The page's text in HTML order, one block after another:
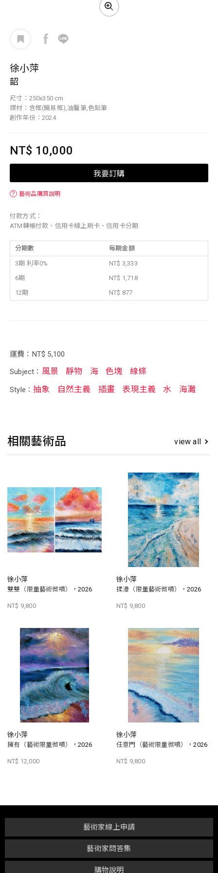
徐小萍
韶
尺寸：250x350 cm
媒材：含框(簡易框),油臘筆,色鉛筆
創作年份：2024
NT$ 10,000
我要訂購
？ 藝術品購買說明
付款方式：
ATM轉帳付款、信用卡線上刷卡、信用卡分期
分期數 每期金額
3期 利率0%
NT$ 3,333
6期
NT$ 1,718
12期
NT$ 877
運費：NT$ 5,100
Subject： 風景 靜物 海 色塊 線條
Style：抽象 自然主義 插畫 表現主義 水 海灘
相關藝術品 view all
徐小萍
雙雙（限量藝術微噴），2026
NT$ 9,800
徐小萍
揉漫（限量藝術微噴），2026
NT$ 9,800
徐小萍
擁有（藝術限量微噴），2026
NT$ 12,000
徐小萍
任意門（藝術限量微噴），2026
NT$ 9,800
購物說明
藝術家問答集
藝術家線上申請